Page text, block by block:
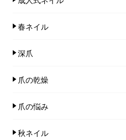
春ネイル
深爪
爪の乾燥
爪の悩み
秋ネイル